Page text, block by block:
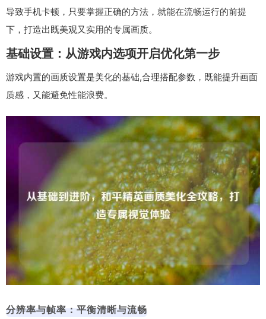
导致手机卡顿，只要掌握正确的方法，就能在流畅运行的前提
下，打造出既美观又实用的专属画质。
基础设置：从游戏内选项开启优化第一步
游戏内置的画质设置是美化的基础,合理搭配参数，既能提升画面
质感，又能避免性能浪费。
分辨率与帧率：平衡清晰与流畅